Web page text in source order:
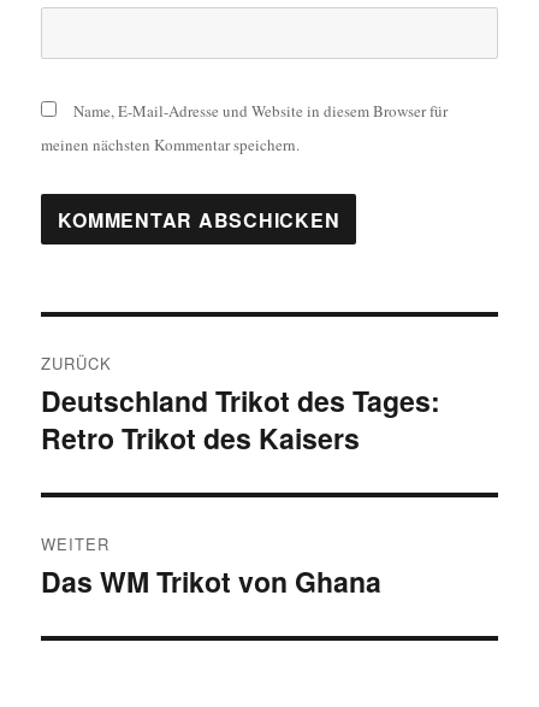
Name, E-Mail-Adresse und Website in diesem Browser für
meinen nächsten Kommentar speichern.
ZURÜCK
Vorheriger
Beitrag:
Deutschland Trikot des Tages:
Retro Trikot des Kaisers
WEITER
Nächster
Das WM Trikot von Ghana